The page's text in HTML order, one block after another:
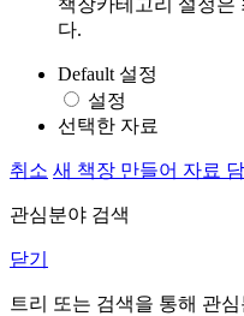
다.
Default 설정
설정
선택한 자료
취소 새 책장 만들어 자료 담
관심분야 검색
닫기
트리 또는 검색을 통해 관